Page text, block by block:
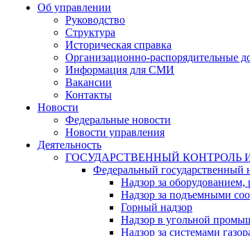
Об управлении
Руководство
Структура
Историческая справка
Организационно-распорядительные
Информация для СМИ
Вакансии
Контакты
Новости
Федеральные новости
Новости управления
Деятельность
ГОСУДАРСТВЕННЫЙ КОНТРОЛЬ
Федеральный государственный
Надзор за
Надзор за подъемными
Горный надзор
Надзор в угольной
Надзор за системами